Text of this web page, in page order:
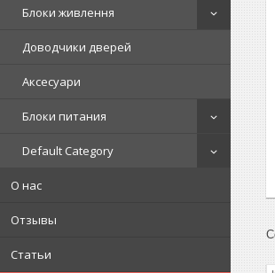
Блоки живлення
Доводчики дверей
Аксесуари
Блоки питания
Default Category
О нас
Отзывы
Статьи